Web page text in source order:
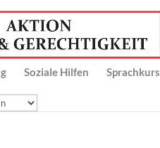
Sozia­le Hilfen